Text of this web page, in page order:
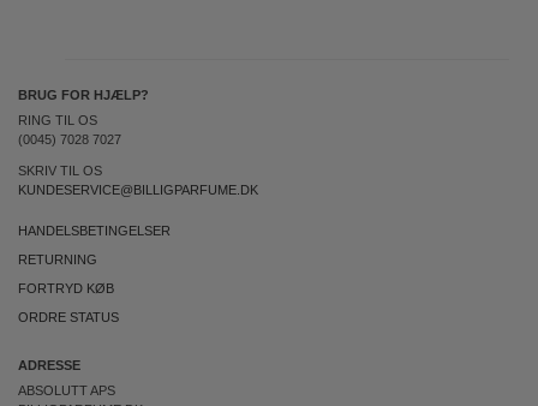
BRUG FOR HJÆLP?
RING TIL OS
(0045) 7028 7027
SKRIV TIL OS
KUNDESERVICE@BILLIGPARFUME.DK
HANDELSBETINGELSER
RETURNING
FORTRYD KØB
ORDRE STATUS
ADRESSE
ABSOLUTT APS